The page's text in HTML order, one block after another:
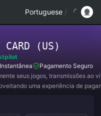
Portuguese /
CARD (US)
Pagamento Seguro
seus jogos, transmissões ao
uma experiência de